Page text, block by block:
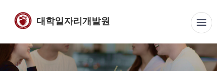
대학일자리개발원